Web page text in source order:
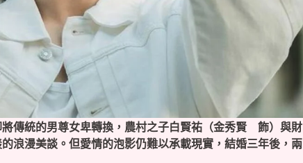
傳統的男尊女卑轉換，農村之子白賢祐（金秀賢 飾）與財
浪漫美談。但愛情的泡影仍難以承載現實，結婚三年後，兩